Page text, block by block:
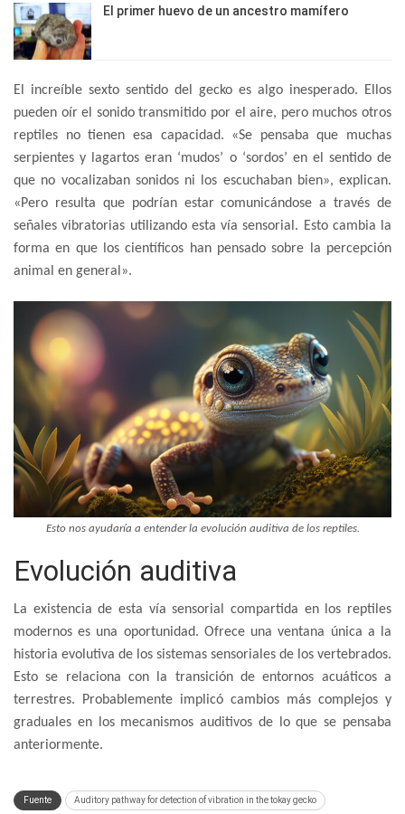
El primer huevo de un ancestro mamífero
El increíble sexto sentido del gecko es algo inesperado. Ellos
pueden oír el sonido transmitido por el aire, pero muchos otros
reptiles no tienen esa capacidad. «Se pensaba que muchas
serpientes y lagartos eran ‘mudos’ o ‘sordos’ en el sentido de
que no vocalizaban sonidos ni los escuchaban bien», explican.
«Pero resulta que podrían estar comunicándose a través de
señales vibratorias utilizando esta vía sensorial. Esto cambia la
forma en que los científicos han pensado sobre la percepción
animal en general».
Esto nos ayudaría a entender la evolución auditiva de los reptiles.
Evolución auditiva
La existencia de esta vía sensorial compartida en los reptiles
modernos es una oportunidad. Ofrece una ventana única a la
historia evolutiva de los sistemas sensoriales de los vertebrados.
Esto se relaciona con la transición de entornos acuáticos a
terrestres. Probablemente implicó cambios más complejos y
graduales en los mecanismos auditivos de lo que se pensaba
anteriormente.
Fuente Auditory pathway for detection of vibration in the tokay gecko